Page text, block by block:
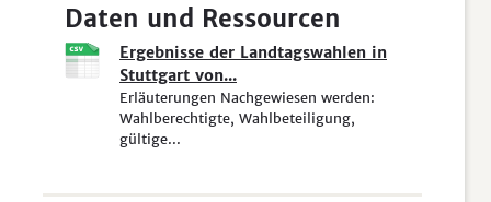
Daten und Ressourcen
Ergebnisse der Landtagswahlen in
Stuttgart von...
Erläuterungen Nachgewiesen werden:
Wahlberechtigte, Wahlbeteiligung,
gültige...